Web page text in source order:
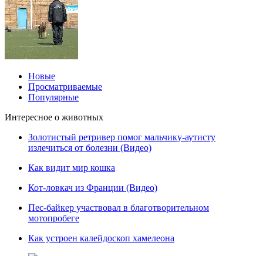
Новые
Просматриваемые
Популярные
Интересное о животных
Золотистый ретривер помог мальчику-аутисту
излечиться от болезни (Видео)
Как видит мир кошка
Кот-ловкач из Франции (Видео)
Пес-байкер участвовал в благотворительном
мотопробеге
Как устроен калейдоскоп хамелеона